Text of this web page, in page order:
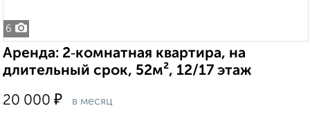
6
Аренда: 2‑комнатная квартира, на
длительный срок, 52м², 12/17 этаж
20 000 ₽ в месяц